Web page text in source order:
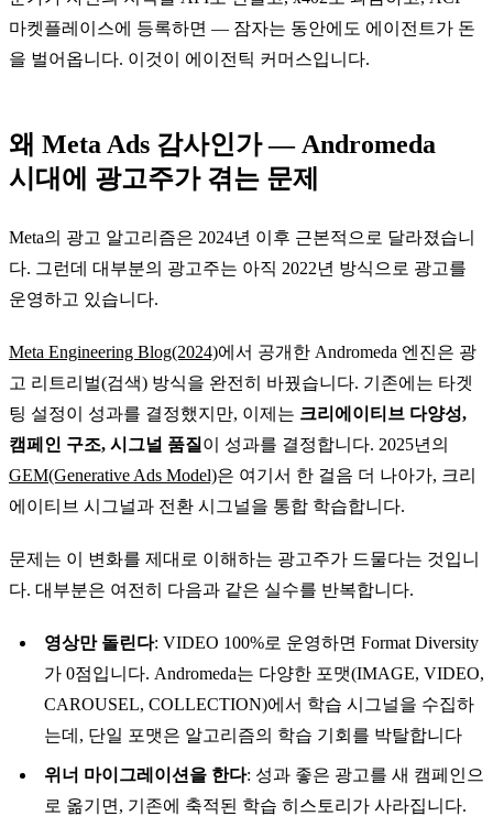
마켓플레이스에 등록하면 — 잠자는 동안에도 에이전트가 돈
을 벌어옵니다. 이것이 에이전틱 커머스입니다.
왜 Meta Ads 감사인가 — Andromeda
시대에 광고주가 겪는 문제
Meta의 광고 알고리즘은 2024년 이후 근본적으로 달라졌습니
다. 그런데 대부분의 광고주는 아직 2022년 방식으로 광고를
운영하고 있습니다.
Meta Engineering Blog(2024)에서 공개한 Andromeda 엔진은 광
고 리트리벌(검색) 방식을 완전히 바꿨습니다. 기존에는 타겟
팅 설정이 성과를 결정했지만, 이제는 크리에이티브 다양성,
캠페인 구조, 시그널 품질 이 성과를 결정합니다. 2025년의
GEM(Generative Ads Model)은 여기서 한 걸음 더 나아가, 크리
에이티브 시그널과 전환 시그널을 통합 학습합니다.
문제는 이 변화를 제대로 이해하는 광고주가 드물다는 것입니
다. 대부분은 여전히 다음과 같은 실수를 반복합니다.
영상만 돌린다: VIDEO 100%로 운영하면 Format Diversity
가 0점입니다. Andromeda는 다양한 포맷(IMAGE, VIDEO,
CAROUSEL, COLLECTION)에서 학습 시그널을 수집하
는데, 단일 포맷은 알고리즘의 학습 기회를 박탈합니다
위너 마이그레이션을 한다: 성과 좋은 광고를 새 캠페인으
로 옮기면, 기존에 축적된 학습 히스토리가 사라집니다.